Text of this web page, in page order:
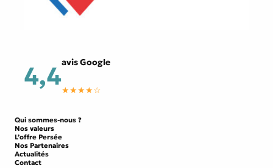
4,4avis Google
★★★★☆
Qui sommes-nous ?
Nos valeurs
L’offre Persée
Nos Partenaires
Actualités
Contact